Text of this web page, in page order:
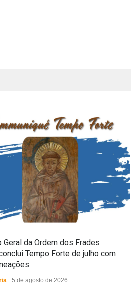
Geral da Ordem dos Frades
Tempo Forte de julho com
5 de agosto de 2026